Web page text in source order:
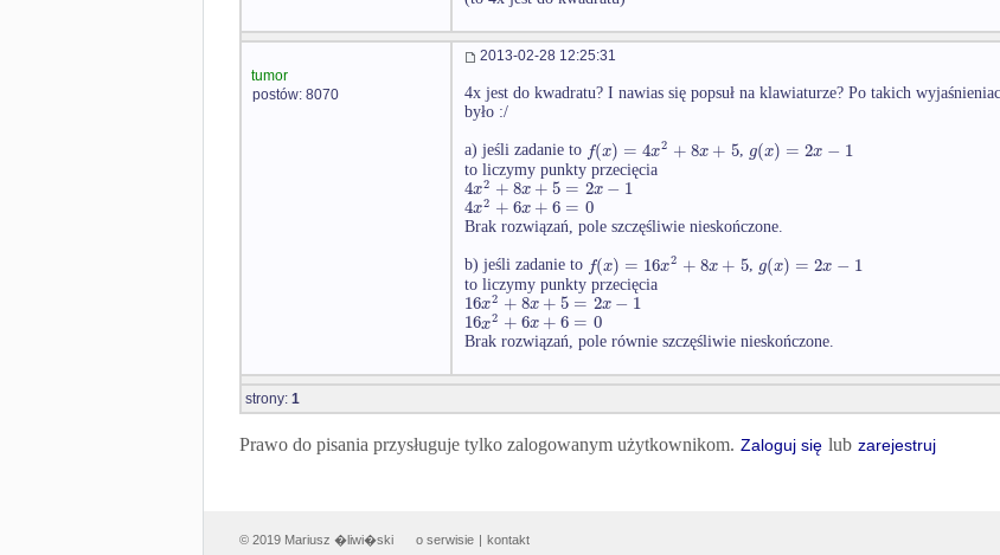
tumor
postów: 8070
2013-02-28 12:25:31
4x jest do kwadratu? I nawias się popsuł na klawiaturze? Po takich
było :/
a) jeśli zadanie to f(x) = 4x2 +8x+ 5, g(x) = 2x − 1
to liczymy punkty przecięcia
4x2 +8x +5 =2x − 1
4x2 +6x +6 = 0
Brak rozwiązań, pole szczęśliwie nieskończone.
b) jeśli zadanie to f(x) = 16x2 +8x+ 5, g(x) = 2x − 1
to liczymy punkty przecięcia
16x2 +8x+5 = 2x − 1
16x2 +6x +6 = 0
Brak rozwiązań, pole równie szczęśliwie nieskończone.
strony: 1
Prawo do pisania przysługuje tylko zalogowanym użytkownikom. Zaloguj się lub zarejestruj
© 2019 Mariusz �liwi�ski o serwisie | kontakt